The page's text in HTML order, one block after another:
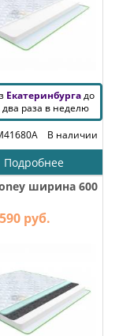
Екатеринбургадо
два раза в неделю
В наличии
Подробнее
ширина 600
руб.